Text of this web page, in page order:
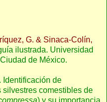
G. & Sinaca-Colín,
ilustrada. Universidad
de México.
. Identificación de
silvestres comestibles de
) y su importancia